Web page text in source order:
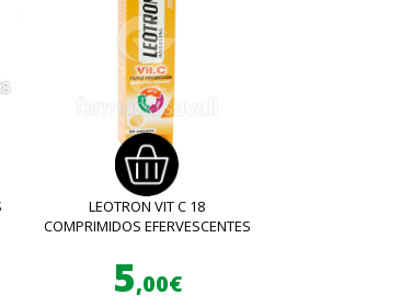
LEOTRON VIT C 18
COMPRIMIDOS EFERVESCENTES
5,00€